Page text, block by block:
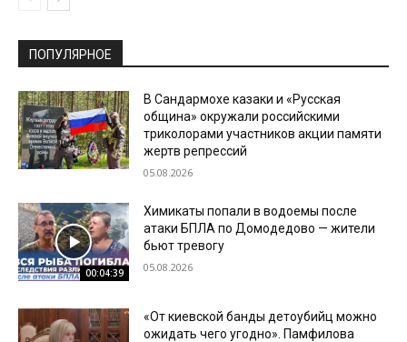
ПОПУЛЯРНОЕ
В Сандармохе казаки и «Русская
община» окружали российскими
триколорами участников акции памяти
жертв репрессий
05.08.2026
00:04:39
Химикаты попали в водоемы после
атаки БПЛА по Домодедово — жители
бьют тревогу
05.08.2026
«От киевской банды детоубийц можно
ожидать чего угодно». Памфилова